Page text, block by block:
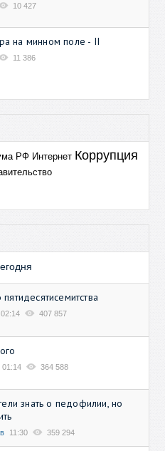
10 427
на минном поле - II
11 386
РФ Интернет Коррупция
02:14 407 857
01:14 364 588
знать о педофилии, но
11:30 359 294